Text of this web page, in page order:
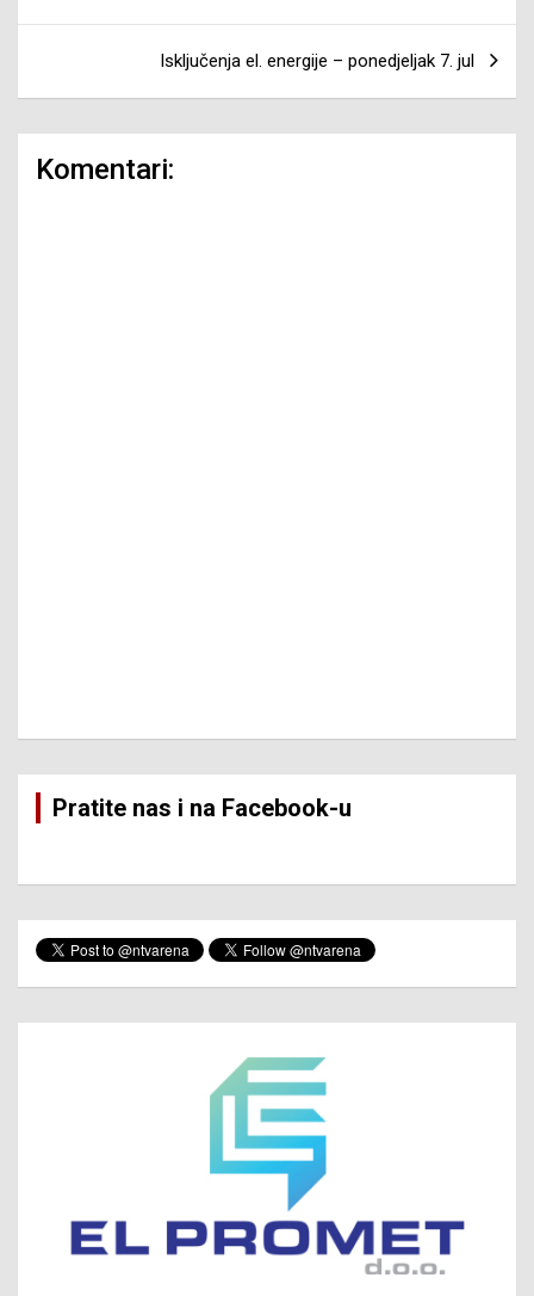
Isključenja el. energije – ponedjeljak 7. jul
Komentari:
Pratite nas i na Facebook-u